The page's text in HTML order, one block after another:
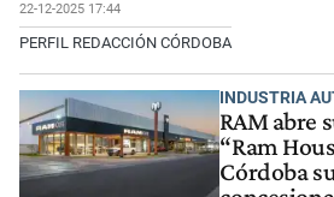
22-12-2025 17:44
PERFIL REDACCIÓN CÓRDOBA
INDUSTRIA
RAM abre
“Ram
Córdoba